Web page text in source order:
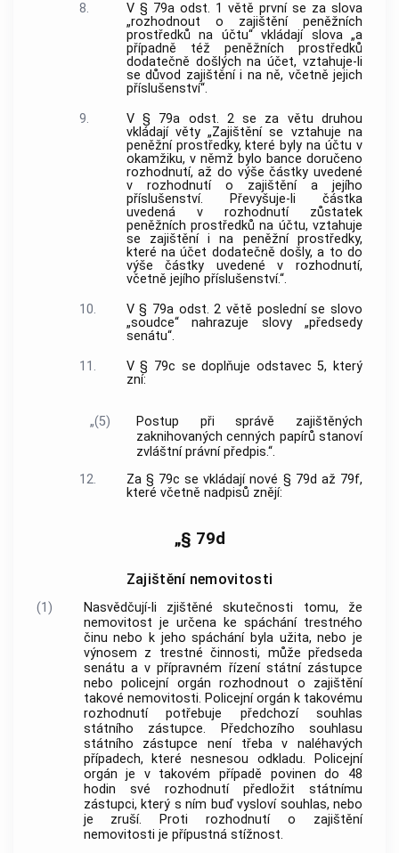
8.
V § 79a odst. 1 větě první se za slova
„rozhodnout o zajištění peněžních
prostředků na účtu“ vkládají slova „a
případně též peněžních prostředků
dodatečně došlých na účet, vztahuje-li
se důvod zajištění i na ně, včetně jejich
příslušenství“.
9.
V § 79a odst. 2 se za větu druhou
vkládají věty „Zajištění se vztahuje na
peněžní prostředky, které byly na účtu v
okamžiku, v němž bylo bance doručeno
rozhodnutí, až do výše částky uvedené
v rozhodnutí o zajištění a jejího
příslušenství. Převyšuje-li částka
uvedená v rozhodnutí zůstatek
peněžních prostředků na účtu, vztahuje
se zajištění i na peněžní prostředky,
které na účet dodatečně došly, a to do
výše částky uvedené v rozhodnutí,
včetně jejího příslušenství.“.
10.
V § 79a odst. 2 větě poslední se slovo
„soudce“ nahrazuje slovy „předsedy
senátu“.
11.
V § 79c se doplňuje odstavec 5, který
zní:
„(5)
Postup při správě zajištěných
zaknihovaných cenných papírů stanoví
zvláštní právní předpis.“.
12.
Za § 79c se vkládají nové § 79d až 79f,
které včetně nadpisů znějí:
„§ 79d
Zajištění nemovitosti
(1)
Nasvědčují-li zjištěné skutečnosti tomu, že
nemovitost je určena ke spáchání trestného
činu nebo k jeho spáchání byla užita, nebo je
výnosem z trestné činnosti, může předseda
senátu a v přípravném řízení státní zástupce
nebo policejní orgán rozhodnout o zajištění
takové nemovitosti. Policejní orgán k takovému
rozhodnutí potřebuje předchozí souhlas
státního zástupce. Předchozího souhlasu
státního zástupce není třeba v naléhavých
případech, které nesnesou odkladu. Policejní
orgán je v takovém případě povinen do 48
hodin své rozhodnutí předložit státnímu
zástupci, který s ním buď vysloví souhlas, nebo
je zruší. Proti rozhodnutí o zajištění
nemovitosti je přípustná stížnost.